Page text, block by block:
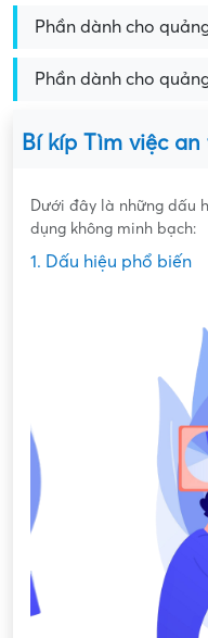
Phần dành cho
Phần dành cho
Bí kíp Tìm việc an
Dưới đây là những dấu
dụng không minh bạch:
1. Dấu hiệu phổ biến